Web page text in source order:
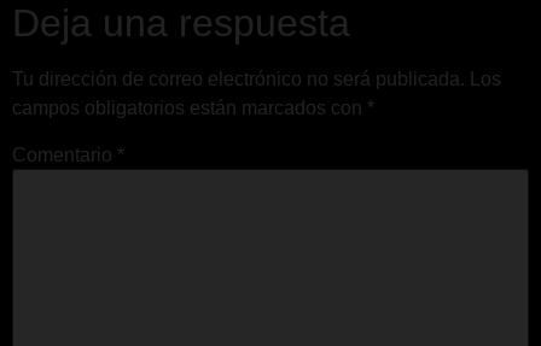
Deja una respuesta
Tu dirección de correo electrónico no será publicada.
Los
campos obligatorios están marcados con *
Comentario *